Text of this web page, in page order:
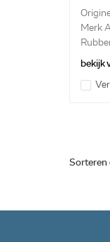
Merk
ond...
bekijk
Sorteren